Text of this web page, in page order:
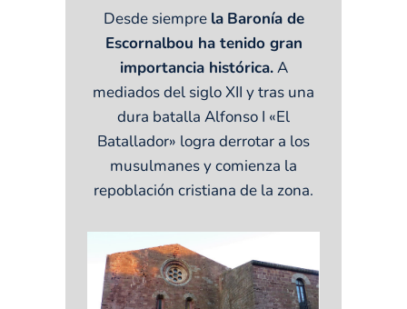
Desde siempre la Baronía de
Escornalbou ha tenido gran
importancia histórica.A
mediados del siglo XII y tras una
dura batalla Alfonso I «El
Batallador» logra derrotar a los
musulmanes y comienza la
repoblación cristiana de la zona.